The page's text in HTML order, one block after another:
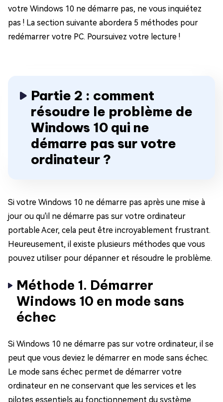
votre Windows 10 ne démarre pas, ne vous inquiétez
pas ! La section suivante abordera 5 méthodes pour
redémarrer votre PC. Poursuivez votre lecture !
Partie 2 : comment
résoudre le problème de
Windows 10 qui ne
démarre pas sur votre
ordinateur ?
Si votre Windows 10 ne démarre pas après une mise à
jour ou qu'il ne démarre pas sur votre ordinateur
portable Acer, cela peut être incroyablement frustrant.
Heureusement, il existe plusieurs méthodes que vous
pouvez utiliser pour dépanner et résoudre le problème.
Méthode 1. Démarrer
Windows 10 en mode sans
échec
Si Windows 10 ne démarre pas sur votre ordinateur, il se
peut que vous deviez le démarrer en mode sans échec.
Le mode sans échec permet de démarrer votre
ordinateur en ne conservant que les services et les
pilotes essentiels au fonctionnement du système.